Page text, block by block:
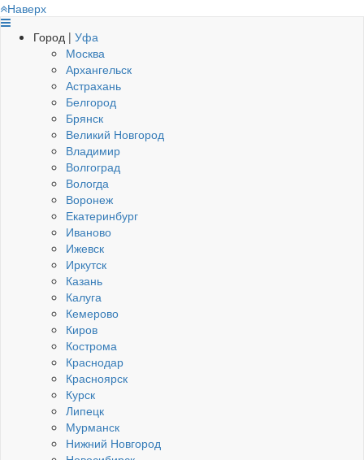
Наверх
Город | Уфа
Москва
Архангельск
Астрахань
Белгород
Брянск
Великий Новгород
Владимир
Волгоград
Вологда
Воронеж
Екатеринбург
Иваново
Ижевск
Иркутск
Казань
Калуга
Кемерово
Киров
Кострома
Краснодар
Красноярск
Курск
Липецк
Мурманск
Нижний Новгород